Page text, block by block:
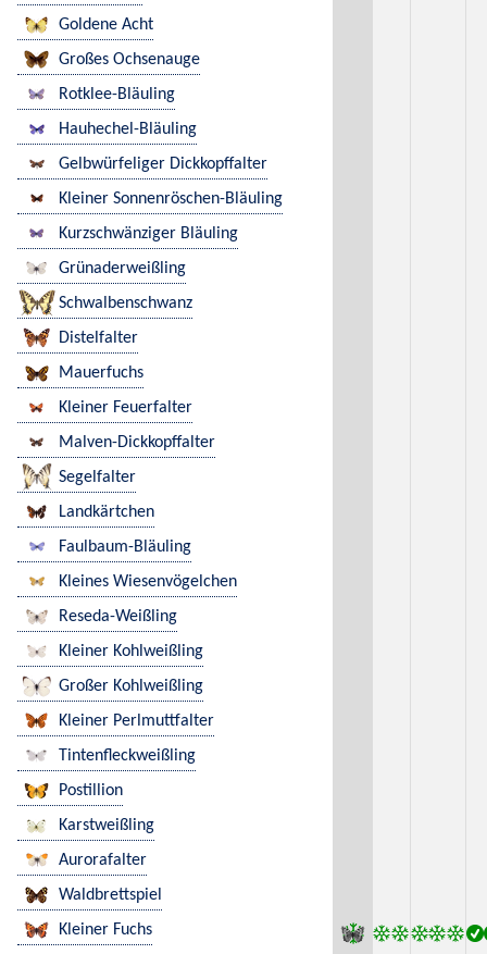
Goldene Acht
Großes Ochsenauge
Rotklee-Bläuling
Hauhechel-Bläuling
Gelbwürfeliger Dickkopffalter
Kleiner Sonnenröschen-Bläuling
Kurzschwänziger Bläuling
Grünaderweißling
Schwalbenschwanz
Distelfalter
Mauerfuchs
Kleiner Feuerfalter
Malven-Dickkopffalter
Segelfalter
Landkärtchen
Faulbaum-Bläuling
Kleines Wiesenvögelchen
Reseda-Weißling
Kleiner Kohlweißling
Großer Kohlweißling
Kleiner Perlmuttfalter
Tintenfleckweißling
Postillion
Karstweißling
Aurorafalter
Waldbrettspiel
Kleiner Fuchs